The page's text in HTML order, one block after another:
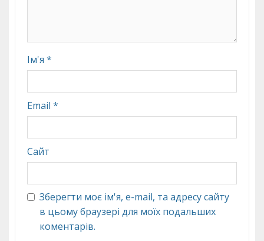
Ім'я *
Email *
Сайт
Зберегти моє ім'я, e-mail, та адресу сайту
в цьому браузері для моїх подальших
коментарів.